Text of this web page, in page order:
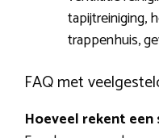
tapijtreiniging,
trappenhuis,
FAQ met
Hoeveel rekent